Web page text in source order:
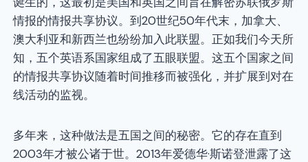
情报的情报共享协议。到20世纪50年代末，加拿大、
澳大利亚和新西兰也纷纷加入此联盟。正如我们今天所
知，五个英语系国家组成了五眼联盟。这五个国家之间
的情报共享协议随着时间推移而被强化，并扩展到对在
线活动的监视。
多年来，这种做法是五国之间的秘密。它的存在直到
2003年才被公诸于世。2013年爱德华·斯诺登泄露了这